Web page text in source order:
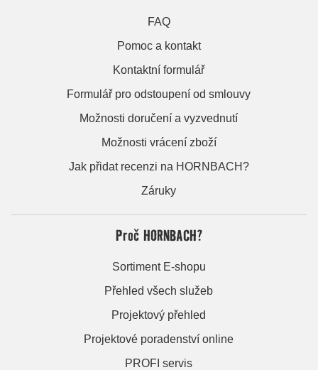
FAQ
Pomoc a kontakt
Kontaktní formulář
Formulář pro odstoupení od smlouvy
Možnosti doručení a vyzvednutí
Možnosti vrácení zboží
Jak přidat recenzi na HORNBACH?
Záruky
Proč HORNBACH?
Sortiment E-shopu
Přehled všech služeb
Projektový přehled
Projektové poradenství online
PROFI servis